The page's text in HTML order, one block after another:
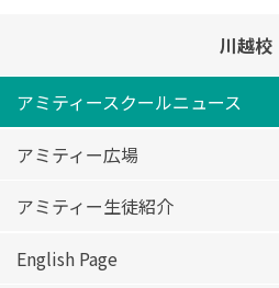
川越校
アミティースクールニュース
アミティー広場
アミティー生徒紹介
English Page